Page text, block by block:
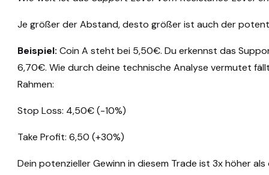
Je größer der Abstand, desto größer ist auch der
Beispiel: Coin A steht bei 5,50€. Du erkennst das
6,70€. Wie durch deine technische Analyse vermutet
Rahmen:
Stop Loss: 4,50€ (-10%)
Take Profit: 6,50 (+30%)
Dein potenzieller Gewinn in diesem Trade ist 3x höher